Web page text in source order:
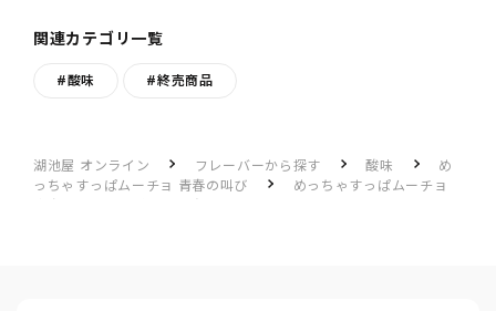
関連カテゴリ一覧
#酸味 #終売商品
湖池屋 オンライン フレーバーから探す 酸味
め
っちゃすっぱムーチョ 青春の叫び
めっちゃすっぱムーチョ
青春の叫びのレビュー一覧